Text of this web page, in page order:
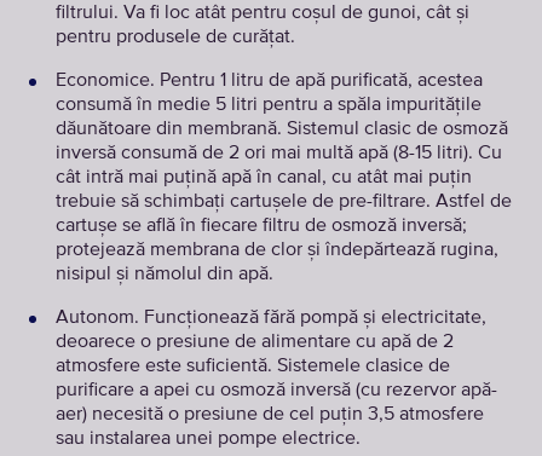
filtrului. Va fi loc atât pentru coșul de gunoi, cât și
pentru produsele de curățat.
Economice. Pentru 1 litru de apă purificată, acestea
consumă în medie 5 litri pentru a spăla impuritățile
dăunătoare din membrană. Sistemul clasic de osmoză
inversă consumă de 2 ori mai multă apă (8-15 litri). Cu
cât intră mai puțină apă în canal, cu atât mai puțin
trebuie să schimbați cartușele de pre-filtrare. Astfel de
cartușe se află în fiecare filtru de osmoză inversă;
protejează membrana de clor și îndepărtează rugina,
nisipul și nămolul din apă.
Autonom. Funcționează fără pompă și electricitate,
deoarece o presiune de alimentare cu apă de 2
atmosfere este suficientă. Sistemele clasice de
purificare a apei cu osmoză inversă (cu rezervor apă-
aer) necesită o presiune de cel puțin 3,5 atmosfere
sau instalarea unei pompe electrice.